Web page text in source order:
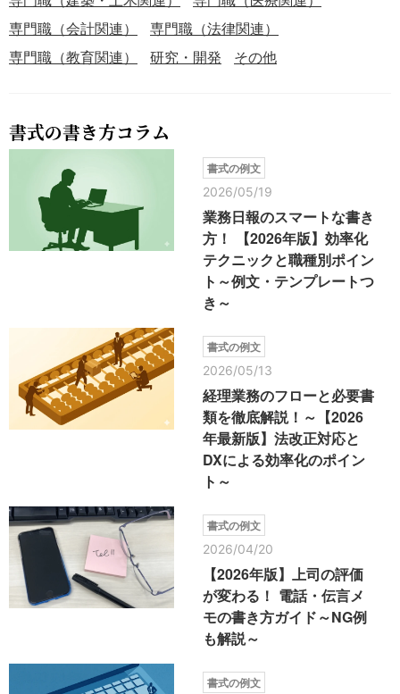
専門職（会計関連）
専門職（法律関連）
専門職（教育関連）
研究・開発 その他
書式の書き方コラム
書式の例文
2026/05/19
業務日報のスマートな書き
方！ 【2026年版】効率化
テクニックと職種別ポイン
ト～例文・テンプレートつ
き～
書式の例文
2026/05/13
経理業務のフローと必要書
類を徹底解説！～【2026
年最新版】法改正対応と
DXによる効率化のポイン
ト～
書式の例文
2026/04/20
【2026年版】上司の評価
が変わる！ 電話・伝言メ
モの書き方ガイド～NG例
も解説～
書式の例文